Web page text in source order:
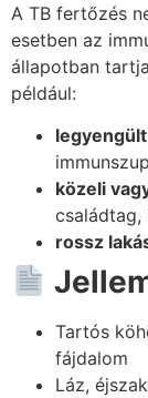
A TB fertőzés
esetben az
állapotban
például:
közeli
családtag,
rossz
Tartós
fájdalom
Láz,